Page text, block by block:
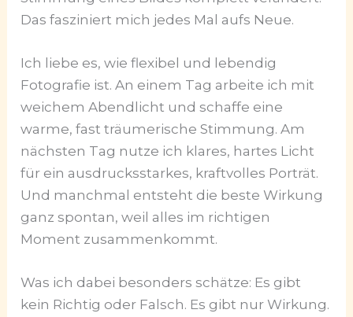
Das fasziniert mich jedes Mal aufs Neue.
Ich liebe es, wie flexibel und lebendig
Fotografie ist. An einem Tag arbeite ich mit
weichem Abendlicht und schaffe eine
warme, fast träumerische Stimmung. Am
nächsten Tag nutze ich klares, hartes Licht
für ein ausdrucksstarkes, kraftvolles Porträt.
Und manchmal entsteht die beste Wirkung
ganz spontan, weil alles im richtigen
Moment zusammenkommt.
Was ich dabei besonders schätze: Es gibt
kein Richtig oder Falsch. Es gibt nur Wirkung.